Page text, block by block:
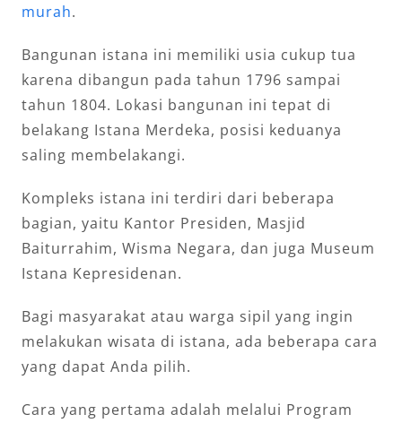
murah.
Bangunan istana ini memiliki usia cukup tua
karena dibangun pada tahun 1796 sampai
tahun 1804. Lokasi bangunan ini tepat di
belakang Istana Merdeka, posisi keduanya
saling membelakangi.
Kompleks istana ini terdiri dari beberapa
bagian, yaitu Kantor Presiden, Masjid
Baiturrahim, Wisma Negara, dan juga Museum
Istana Kepresidenan.
Bagi masyarakat atau warga sipil yang ingin
melakukan wisata di istana, ada beberapa cara
yang dapat Anda pilih.
Cara yang pertama adalah melalui Program